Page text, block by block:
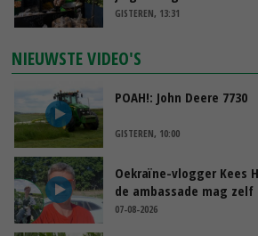
GISTEREN, 13:31
NIEUWSTE VIDEO'S
POAH!: John Deere 7730
GISTEREN, 10:00
Oekraïne-vlogger Kees
de ambassade mag zelf
07-08-2026